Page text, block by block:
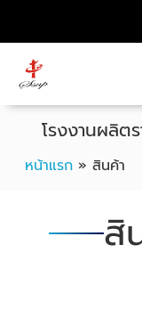
หน้าแรก » สินค้า
โรงงานผลิต
สิ